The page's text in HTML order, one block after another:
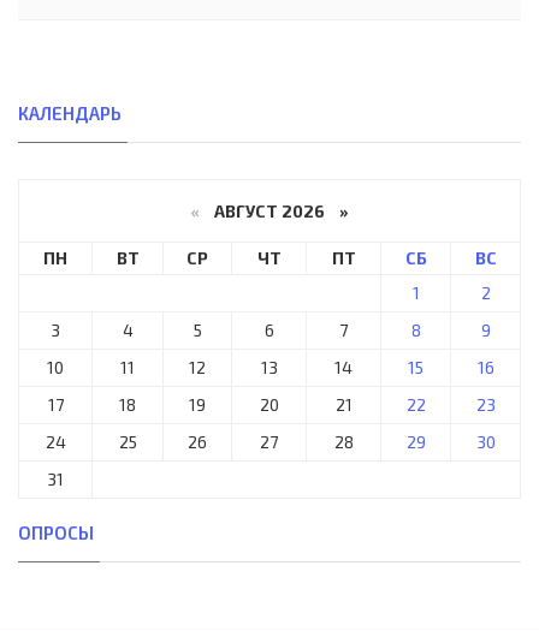
КАЛЕНДАРЬ
« АВГУСТ 2026 »
ПН ВТ СР ЧТ ПТ СБ
ВС
1
2
3
4 5 6 7 8
9
10
11 12 13 14 15
16
17
18 19 20 21 22
23
24
25 26 27 28 29
30
31
ОПРОСЫ